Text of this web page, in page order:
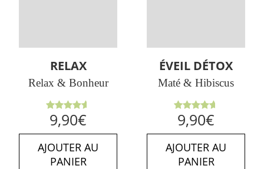
RELAX
Relax & Bonheur
Note
4.63sur
5
9,90€
AJOUTER AU
PANIER
ÉVEIL DÉTOX
Maté & Hibiscus
Note
4.67sur
5
9,90€
AJOUTER AU
PANIER